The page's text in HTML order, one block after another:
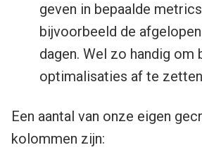
geven in bepaalde
bijvoorbeeld de
dagen. Wel zo handig om
optimalisaties af te
Een aantal van onze eigen
kolommen zijn: